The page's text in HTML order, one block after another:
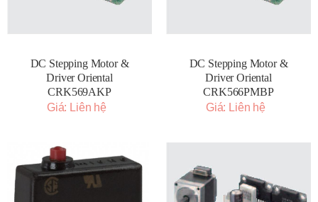
DC Stepping Motor &
Driver Oriental
CRK569AKP
Giá: Liên hệ
DC Stepping Motor &
Driver Oriental
CRK566PMBP
Giá: Liên hệ